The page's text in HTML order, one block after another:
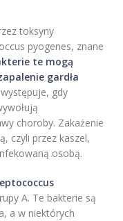
toksyny
pyogenes, znane
te mogą
gardła
gdy
choroby. Zakażenie
czyli przez kaszel,
osobą.
A. Te bakterie są
a w niektórych